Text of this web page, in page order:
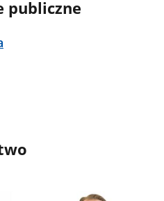
publiczne